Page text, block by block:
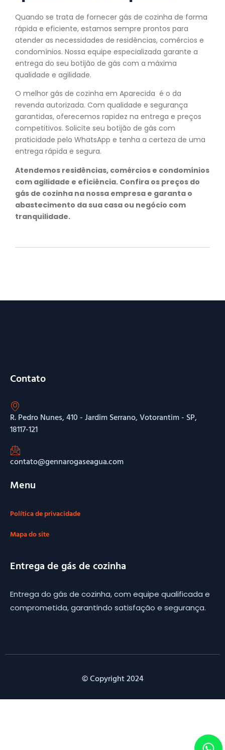
Quando se trata de fornecer gás de cozinha de forma
rápida e eficiente, estamos sempre prontos para
atender as necessidades de residências, comércios e
condomínios. Nossa equipe especializada garante a
entrega do seu botijão de gás com a máxima
qualidade e agilidade.
O melhor gás de cozinha em Aparecida é o da
revenda autorizada. Com qualidade e segurança
garantidas, oferecemos rapidez na entrega e preços
competitivos. Solicite seu botijão de gás com
praticidade pelo WhatsApp e tenha a certeza de uma
entrega rápida e segura.
Atendemos residências, comércios e condomínios
com agilidade e eficiência. Confira os preços do
gás de cozinha na nossa empresa e garanta o
abastecimento da sua casa ou negócio com
tranquilidade.
Contato
R. Pedro Nunes, 410 - Jardim Serrano, Votorantim - SP,
18117-121
contato@gennarogaseagua.com
Menu
Política de privacidade
Mapa do site
Entrega de gás de cozinha
Entrega do gás de cozinha, com equipe qualificada e
comprometida, garantindo satisfação e segurança.
© Copyright 2024